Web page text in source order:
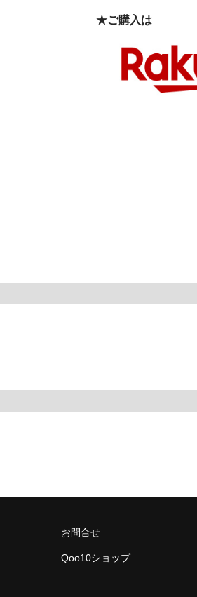
★ご購入は
お問合せ
Qoo10ショップ